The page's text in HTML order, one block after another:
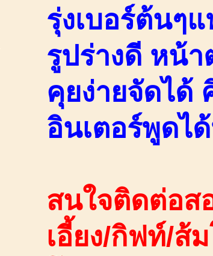
รุ่งเบอร์ต้นๆ
รูปร่างดี หน้
คุยง่ายจัดได้
อินเตอร์พูดไ
สนใจติดต่อส
เอี้ยง/กิฟท์/ส้